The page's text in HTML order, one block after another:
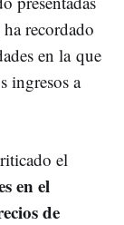
recordado
en la que
ingresos a
el
en el
de